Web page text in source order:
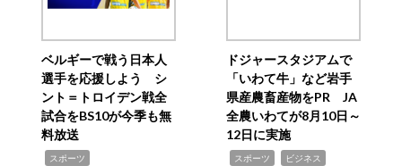
ベルギーで戦う日本人
選手を応援しよう シ
ント＝トロイデン戦全
試合をBS10が今季も無
料放送
スポーツ
ドジャースタジアムで
「いわて牛」など岩手
県産農畜産物をPR JA
全農いわてが8月10日～
12日に実施
スポーツ ビジネス